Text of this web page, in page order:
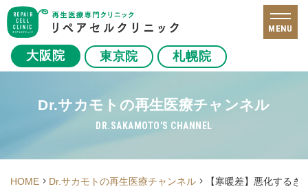
大阪院 東京院 札幌院
MENU
Dr.サカモトの再生医療チャンネル
DR.SAKAMOTO'S CHANNEL
HOME Dr.サカモトの再生医療チャンネル 【寒暖差】悪化する